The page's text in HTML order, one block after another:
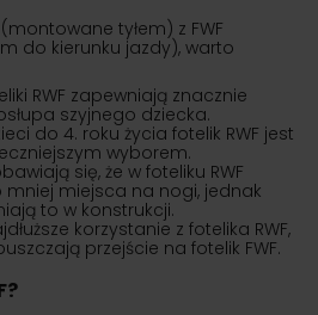
tyłem) z FWF
do kierunku jazdy), warto
RWF zapewniają znacznie
szyjnego dziecka.
do 4. roku życia fotelik RWF jest
wyborem.
się, że w foteliku RWF
mniej miejsca na nogi, jednak
to w konstrukcji.
korzystanie z fotelika RWF,
przejście na fotelik FWF.